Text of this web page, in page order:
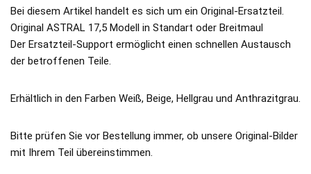
Bei diesem Artikel handelt es sich um ein Original-Ersatzteil.
Original ASTRAL 17,5 Modell in Standart oder Breitmaul
Der Ersatzteil-Support ermöglicht einen schnellen Austausch
der betroffenen Teile.
Erhältlich in den Farben Weiß, Beige, Hellgrau und Anthrazitgrau.
Bitte prüfen Sie vor Bestellung immer, ob unsere Original-Bilder
mit Ihrem Teil übereinstimmen.